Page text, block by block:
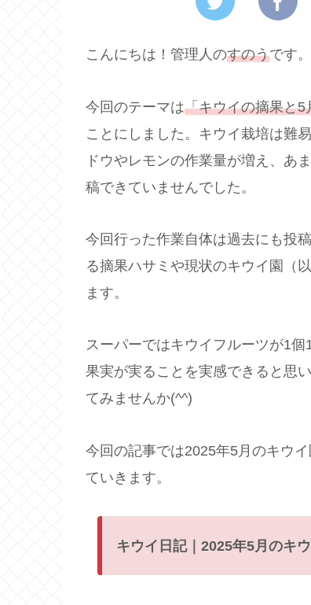
こんにちは！管理人のすのうです。
今回のテーマは「キウイの摘果と5
ことにしました。キウイ栽培は難
ドウやレモンの作業量が増え、あ
稿できていませんでした。
今回行った作業自体は過去にも投
る摘果ハサミや現状のキウイ園（
ます。
スーパーではキウイフルーツが1
果実が実ることを実感できると思
てみませんか(^^)
今回の記事では2025年5月のキウ
ていきます。
キウイ日記｜2025年5月のキ